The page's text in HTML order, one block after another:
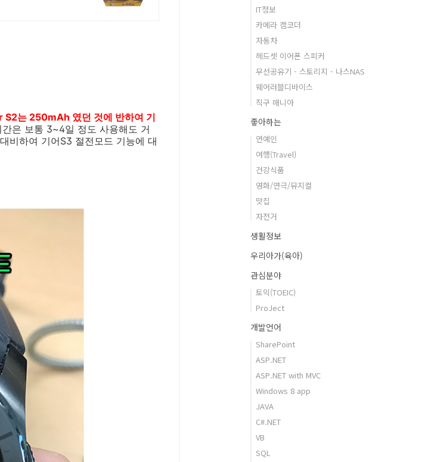
S2는 250mAh 였던 것에 반하여 기
은 보통 3~4일 정도 사용해도 거
비하여 기어S3 절전모드 기능에 대
IT정보
카메라 캠코더
자동차
헤드셋 이어폰 스피커
무선공유기 - 스토리지 - 나스NAS
웨어러블디바이스
직구 매니아
좋아하는
연예인
여행(Travel)
건강식품
영화/연극/뮤지컬
맛집
자전거
생활정보
우리아가(육아)
관심분야
토익(TOEIC)
ProJect
개발언어
SharePoint
ASP.NET
ASP.NET with MVC
Windows 8 app
JAVA
C#.NET
VB
SQL